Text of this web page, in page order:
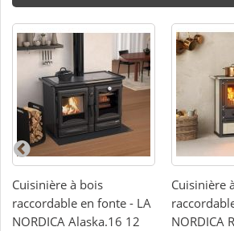
Cuisinière à bois
raccordable en fonte - LA
NORDICA Alaska.16 12
Cuisinière
NORDICA